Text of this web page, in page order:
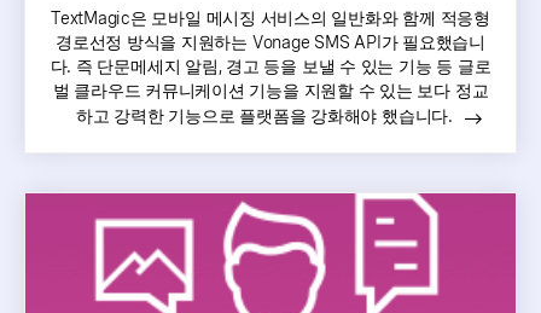
TextMagic은 모바일 메시징 서비스의 일반화와 함께 적응형
경로선정 방식을 지원하는 Vonage SMS API가 필요했습니
다. 즉 단문메세지 알림, 경고 등을 보낼 수 있는 기능 등 글로
벌 클라우드 커뮤니케이션 기능을 지원할 수 있는 보다 정교
하고 강력한 기능으로 플랫폼을 강화해야 했습니다.